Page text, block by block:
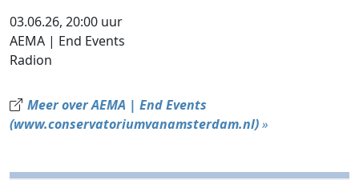
03.06.26, 20:00 uur
AEMA | End Events
Radion
Meer over AEMA | End Events
(www.conservatoriumvanamsterdam.nl)»